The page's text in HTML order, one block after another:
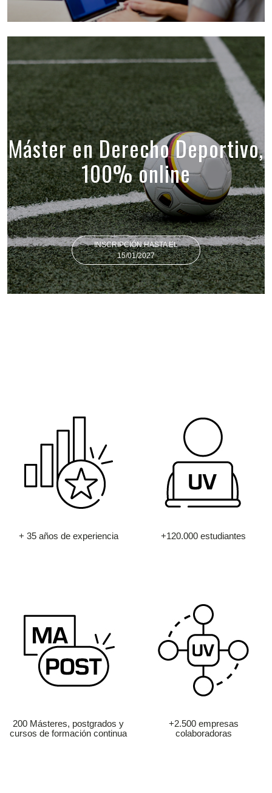
Máster en Derecho Deportivo,
100% online
INSCRIPCIÓN HASTA EL
15/01/2027
+ 35 años de experiencia +120.000 estudiantes
200 Másteres, postgrados y
cursos de formación continua
+2.500 empresas
colaboradoras